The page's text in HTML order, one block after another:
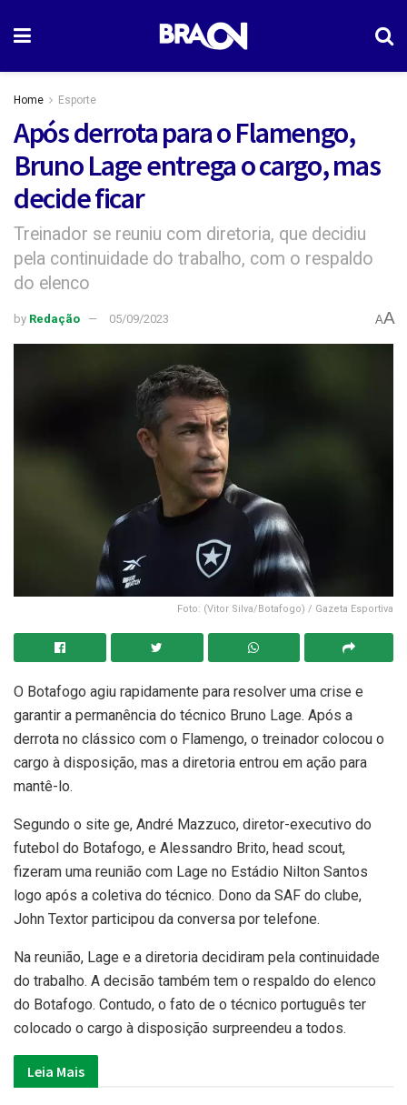
Home Esporte
Após derrota para o Flamengo,
Bruno Lage entrega o cargo, mas
decide ficar
Treinador se reuniu com diretoria, que decidiu
pela continuidade do trabalho, com o respaldo
do elenco
by Redação 05/09/2023 AA
Foto: (Vitor Silva/Botafogo) / Gazeta Esportiva
O Botafogo agiu rapidamente para resolver uma crise e
garantir a permanência do técnico Bruno Lage. Após a
derrota no clássico com o Flamengo, o treinador colocou o
cargo à disposição, mas a diretoria entrou em ação para
mantê-lo.
Segundo o site ge, André Mazzuco, diretor-executivo do
futebol do Botafogo, e Alessandro Brito, head scout,
fizeram uma reunião com Lage no Estádio Nilton Santos
logo após a coletiva do técnico. Dono da SAF do clube,
John Textor participou da conversa por telefone.
Na reunião, Lage e a diretoria decidiram pela continuidade
do trabalho. A decisão também tem o respaldo do elenco
do Botafogo. Contudo, o fato de o técnico português ter
colocado o cargo à disposição surpreendeu a todos.
Leia Mais